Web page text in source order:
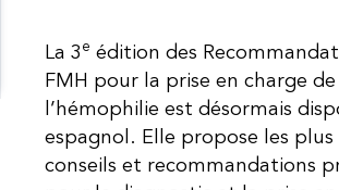
La 3 e édition des
FMH pour la prise en charge de
l’hémophilie est désormais
espagnol. Elle propose les plus
conseils et recommandations